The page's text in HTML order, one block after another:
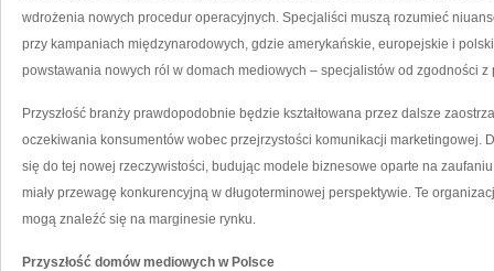
wdrożenia nowych procedur operacyjnych. Specjaliści muszą rozumieć
przy kampaniach międzynarodowych, gdzie amerykańskie, europejskie i
powstawania nowych ról w domach mediowych – specjalistów od zgodności
Przyszłość branży prawdopodobnie będzie kształtowana przez dalsze
oczekiwania konsumentów wobec przejrzystości komunikacji marketingowej.
się do tej nowej rzeczywistości, budując modele biznesowe oparte na
miały przewagę konkurencyjną w długoterminowej perspektywie. Te
mogą znaleźć się na marginesie rynku.
Przyszłość domów mediowych w Polsce